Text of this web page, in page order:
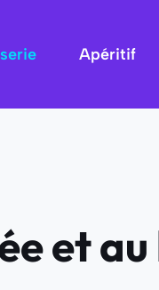
Apéritif
et